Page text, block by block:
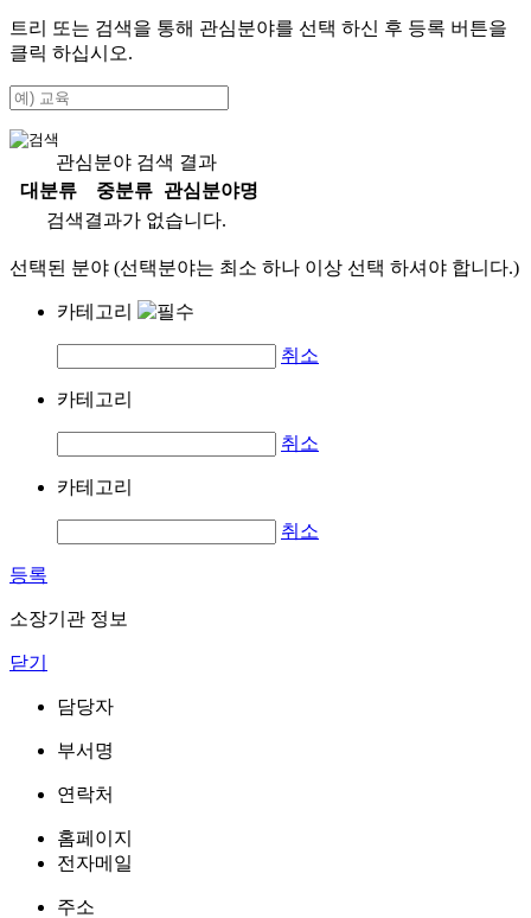
트리 또는 검색을 통해 관심분야를 선택 하신 후 등록 버튼을
클릭 하십시오.
관심분야 검색 결과
대분류
중분류
관심분야명
검색결과가 없습니다.
선택된 분야 (선택분야는 최소 하나 이상 선택 하셔야 합니다.)
카테고리
취소
카테고리
취소
카테고리
취소
등록
소장기관 정보
닫기
담당자
부서명
연락처
홈페이지
전자메일
주소